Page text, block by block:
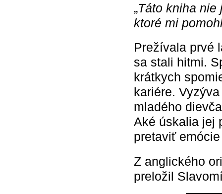
„Táto kniha
ktoré mi
Prežívala prvé
sa stali hitmi.
krátkych
kariére.
mladého
Aké úskalia jej
pretaviť
Z anglického
preložil